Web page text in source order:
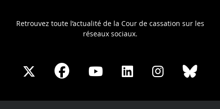
Retrouvez toute l’actualité de la Cour de cassation sur les
réseaux sociaux.
Share
X
Share
Facebook
Share
Youtube
Share
LinkedIn
Share
Instagram